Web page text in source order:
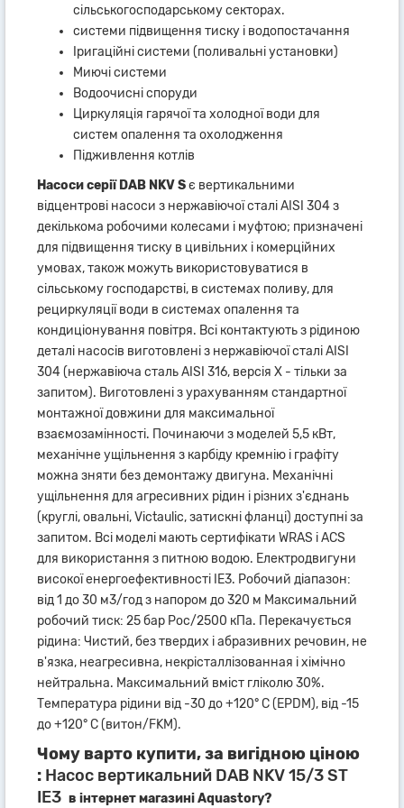
сільськогосподарському секторах.
системи підвищення тиску і водопостачання
Іригаційні системи (поливальні установки)
Миючі системи
Водоочисні споруди
Циркуляція гарячої та холодної води для
систем опалення та охолодження
Підживлення котлів
Насоси серії DAB NKV Sє вертикальними
відцентрові насоси з нержавіючої сталі AISI 304 з
декількома робочими колесами і муфтою; призначені
для підвищення тиску в цивільних і комерційних
умовах, також можуть використовуватися в
сільському господарстві, в системах поливу, для
рециркуляції води в системах опалення та
кондиціонування повітря. Всі контактують з рідиною
деталі насосів виготовлені з нержавіючої сталі AISI
304 (нержавіюча сталь AISI 316, версія X - тільки за
запитом). Виготовлені з урахуванням стандартної
монтажної довжини для максимальної
взаємозамінності. Починаючи з моделей 5,5 кВт,
механічне ущільнення з карбіду кремнію і графіту
можна зняти без демонтажу двигуна. Механічні
ущільнення для агресивних рідин і різних з'єднань
(круглі, овальні, Victaulic, затискні фланці) доступні за
запитом. Всі моделі мають сертифікати WRAS і ACS
для використання з питною водою. Електродвигуни
високої енергоефективності IE3. Робочий діапазон:
від 1 до 30 м3/год з напором до 320 м Максимальний
робочий тиск: 25 бар Рос/2500 кПа. Перекачується
рідина: Чистий, без твердих і абразивних речовин, не
в'язка, неагресивна, некрісталлізованная і хімічно
нейтральна. Максимальний вміст гліколю 30%.
Температура рідини від -30 до +120° C (EPDM), від -15
до +120° C (витон/FKM).
Чому варто купити, за вигідною ціною
: Насос вертикальний DAB NKV 15/3 ST
IE3 в інтернет магазині Aquastory?